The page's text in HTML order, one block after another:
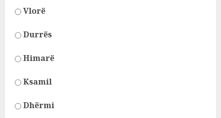
Vlorë
Durrës
Himarë
Ksamil
Dhërmi